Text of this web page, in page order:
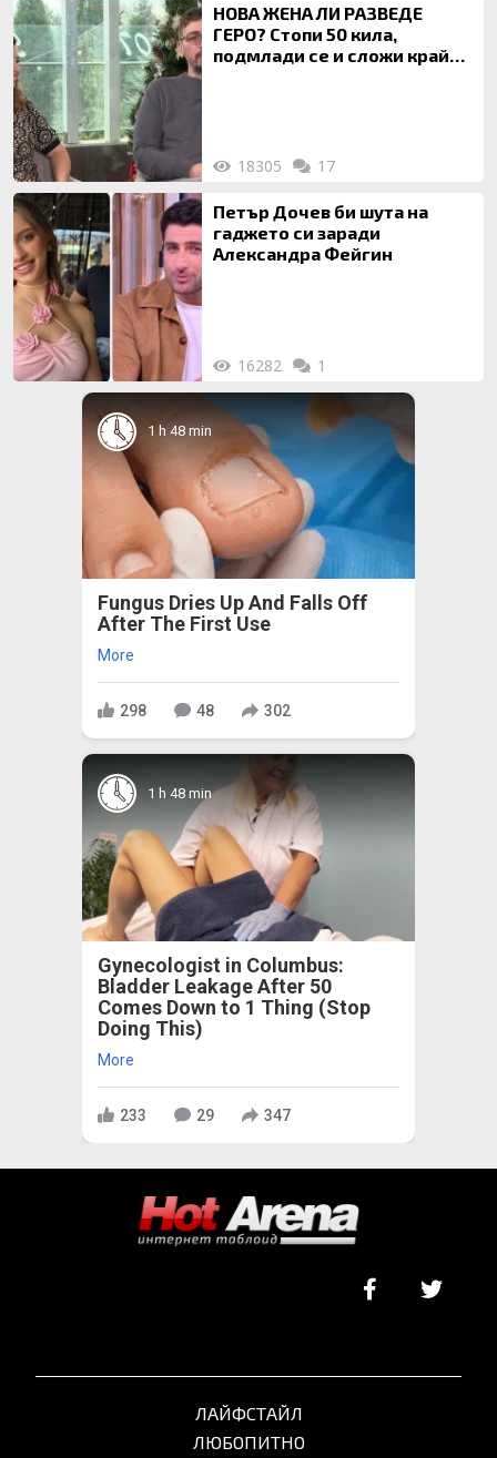
НОВА ЖЕНА ЛИ РАЗВЕДЕ
ГЕРО? Стопи 50 кила,
подмлади се и сложи край
18305 17
Петър Дочев би шута на
гаджето си заради
Александра Фейгин
16282 1
1 h 48 min
Fungus Dries Up And Falls Off
After The First Use
More
298 48 302
1 h 48 min
Gynecologist in Columbus:
Bladder Leakage After 50
Comes Down to 1 Thing (Stop
Doing This)
More
233 29 347
ЛАЙФСТАЙЛ
ЛЮБОПИТНО